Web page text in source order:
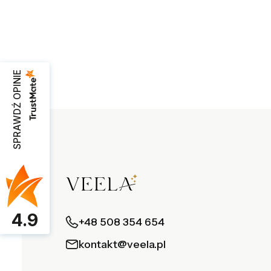
+48 508 354 654
kontakt@veela.pl
SPRAWDŹ OPINIE
4.9